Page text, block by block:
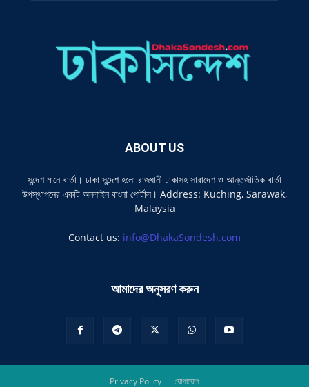
ABOUT US
সন্দেশ মানে বার্তা। ঢাকা সন্দেশ হলো রাজধানী ঢাকাসহ সারাদেশ ও আন্তর্জাতিক বার্তা
উপস্থাপনের একটি অনলাইন বাংলা পোর্টাল। Address: Kuching, Sarawak,
Malaysia
Contact us: info@DhakaSondesh.com
আমাদের অনুসরণ করুন
Privacy Policy যোগাযোগ